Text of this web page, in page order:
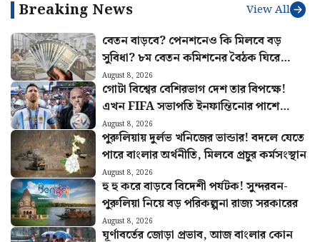
Breaking News View All
বেতন বাড়বে? পেনশনেও কি মিলবে বড়
সুবিধা? ৮ম বেতন কমিশনের বৈঠক ঘিরে
বাড়ছে আশা
August 8, 2026
গোটা বিশ্বের বেশিরভাগ দেশ তার বিপক্ষে!
এখন FIFA সভাপতি ইনফান্তিনোর পাশে
দাঁড়ালো মেসির আর্জেন্টিনা
August 8, 2026
পুরুলিয়ায় দুর্লভ খনিজের ভান্ডার! বদলে যেতে
পারে বাংলার অর্থনীতি, মিলবে প্রচুর কর্মসংস্থান
August 8, 2026
হু হু করে বাড়বে বিদেশী পর্যটক! সুন্দরবন-
পুরুলিয়া নিয়ে বড় পরিকল্পনা রাজ্য সরকারের
August 8, 2026
ঘূর্ণাবর্তের জোড়া প্রভাব, আজ বাংলার কোন